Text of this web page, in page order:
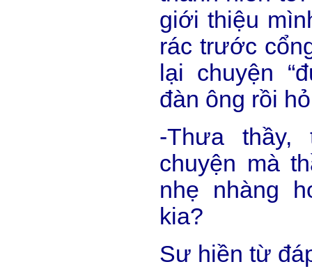
giới thiệu
rác trước
lại chuyện
đàn ông rồi
-Thưa thầy,
chuyện mà
nhẹ nhàng
kia?
Sư hiền từ